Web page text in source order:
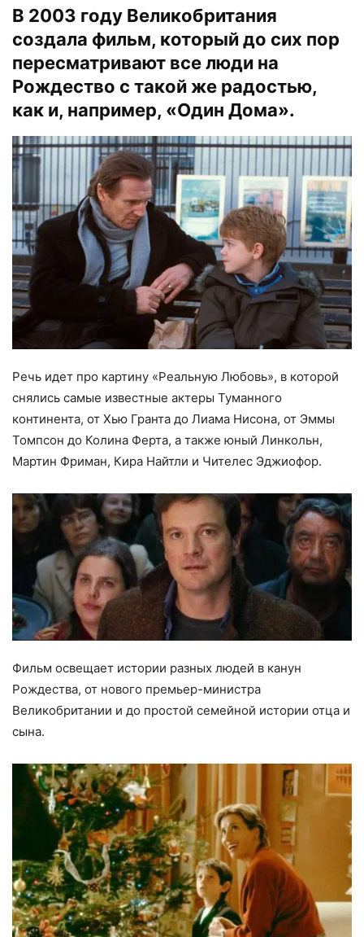
В 2003 году Великобритания
создала фильм, который до сих пор
пересматривают все люди на
Рождество с такой же радостью,
как и, например, «Один Дома».
Речь идет про картину «Реальную Любовь», в которой
снялись самые известные актеры Туманного
континента, от Хью Гранта до Лиама Нисона, от Эммы
Томпсон до Колина Ферта, а также юный Линкольн,
Мартин Фриман, Кира Найтли и Чителес Эджиофор.
Фильм освещает истории разных людей в канун
Рождества, от нового премьер-министра
Великобритании и до простой семейной истории отца и
сына.